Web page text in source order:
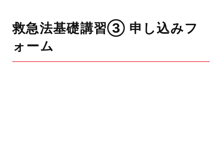
救急法基礎講習③ 申し込みフ
ォーム